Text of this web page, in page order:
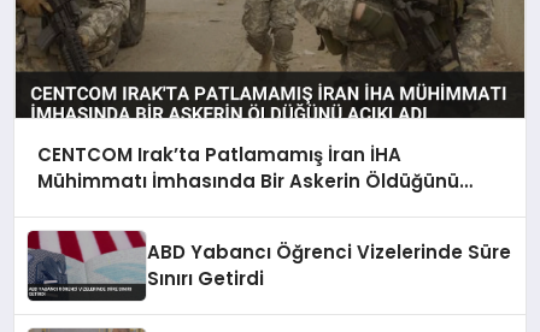
CENTCOM Irak’ta Patlamamış İran İHA
Mühimmatı İmhasında Bir Askerin Öldüğünü
ABD Yabancı Öğrenci Vizelerinde Süre
Sınırı Getirdi